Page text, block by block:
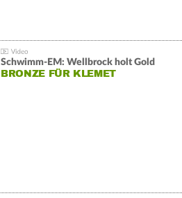
Schwimm-EM: Wellbrock holt Gold
BRONZE FÜR KLEMET